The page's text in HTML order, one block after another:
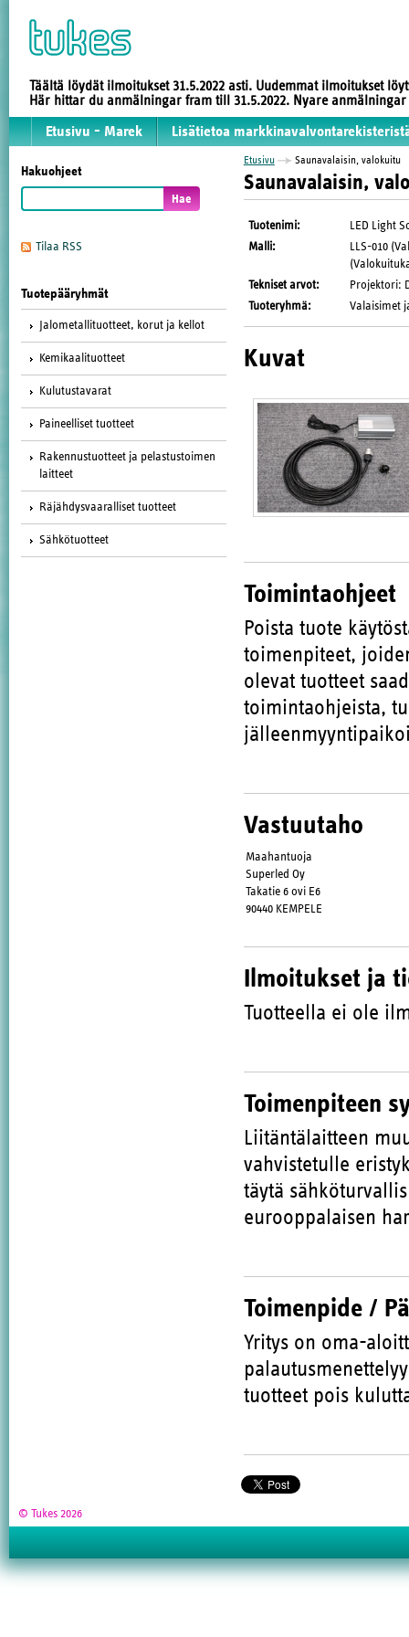
Täältä löydät ilmoitukset 31.5.2022 asti. Uudemmat ilmoitukset
Här hittar du anmälningar fram till 31.5.2022. Nyare
Etusivu - Marek Lisätietoa
Hakuohjeet
Tilaa RSS
Tuotepääryhmät
Jalometallituotteet, korut ja kellot
Kemikaalituotteet
Kulutustavarat
Paineelliset tuotteet
Rakennustuotteet ja pelastustoimen
laitteet
Räjähdysvaaralliset tuotteet
Sähkötuotteet
Etusivu Saunavalaisin, valokuitu
Saunavalaisin,
Tuotenimi:
LED Light
Malli:
LLS-010
Tekniset arvot:
Projektori:
Tuoteryhmä: Valaisimet
Kuvat
Toimintaohjeet
Poista tuote
toimenpiteet,
olevat tuotteet
toimintaohjeista,
Vastuutaho
Maahantuoja
Superled Oy
Takatie 6 ovi E6
90440 KEMPELE
Ilmoitukset ja
Tuotteella ei ole
Toimenpiteen
Liitäntälaitteen
vahvistetulle
täytä
eurooppalaisen
Toimenpide /
Yritys on oma-
tuotteet pois
© Tukes 2026